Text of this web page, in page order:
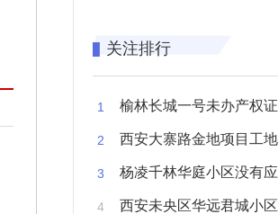
关注排行
榆林长城一号未办产权证
西安大寨路金地项目工地
杨凌千林华庭小区没有
西安未央区华远君城小